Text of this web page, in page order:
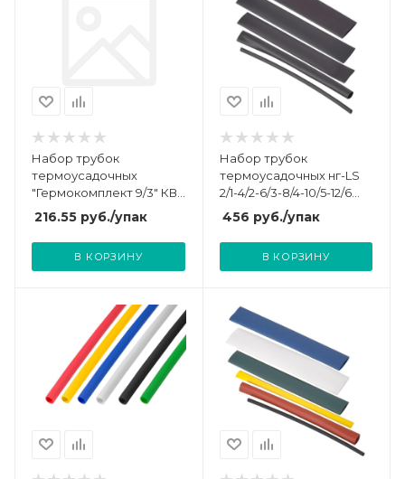
Набор трубок
термоусадочных
"Гермокомплект 9/3" КВТ
73659
216.55 руб./упак
В КОРЗИНУ
Набор трубок
термоусадочных нг-LS
2/1-4/2-6/3-8/4-10/5-12/6
100мм черн. бокс IEK
UDR10-002-012-105-K02-B
456 руб./упак
В КОРЗИНУ